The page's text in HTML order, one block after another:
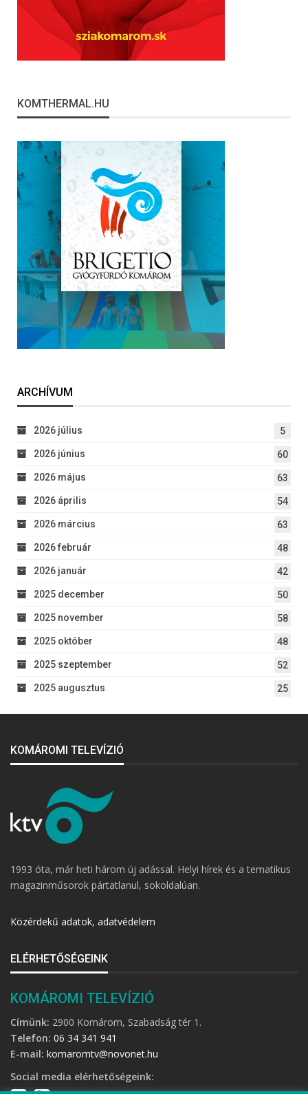
KOMTHERMAL.HU
ARCHÍVUM
2026 július 5
2026 június 60
2026 május 63
2026 április 54
2026 március 63
2026 február 48
2026 január 42
2025 december 50
2025 november 58
2025 október 48
2025 szeptember 52
2025 augusztus 25
KOMÁROMI TELEVÍZIÓ
1993 óta, már heti három új adással. Helyi hírek és a tematikus
magazinműsorok pártatlanul, sokoldalúan.
Közérdekű adatok, adatvédelem
ELÉRHETŐSÉGEINK
KOMÁROMI TELEVÍZIÓ
Címünk: 2900 Komárom, Szabadság tér 1.
Telefon: 06 34 341 941
E-mail: komaromtv@novonet.hu
Social media elérhetőségeink: